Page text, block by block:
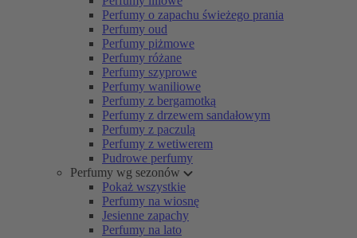
Perfumy o zapachu świeżego prania
Perfumy oud
Perfumy piżmowe
Perfumy różane
Perfumy szyprowe
Perfumy waniliowe
Perfumy z bergamotką
Perfumy z drzewem sandałowym
Perfumy z paczulą
Perfumy z wetiwerem
Pudrowe perfumy
Perfumy wg sezonów
Pokaż wszystkie
Perfumy na wiosnę
Jesienne zapachy
Perfumy na lato